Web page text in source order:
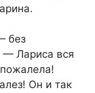
без
— Лариса вся
Он и так